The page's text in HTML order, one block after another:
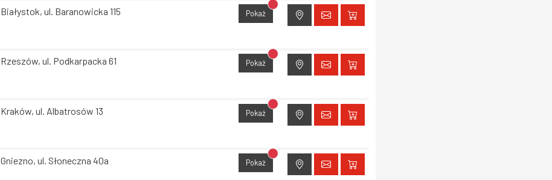
Białystok, ul. Baranowicka 115 Pokaż Brak dostępu do lokalizacji
Rzeszów, ul. Podkarpacka 61 Pokaż Brak dostępu do lokalizacji
Kraków, ul. Albatrosów 13 Pokaż Brak dostępu do lokalizacji
Gniezno, ul. Słoneczna 40a Pokaż Brak dostępu do lokalizacji